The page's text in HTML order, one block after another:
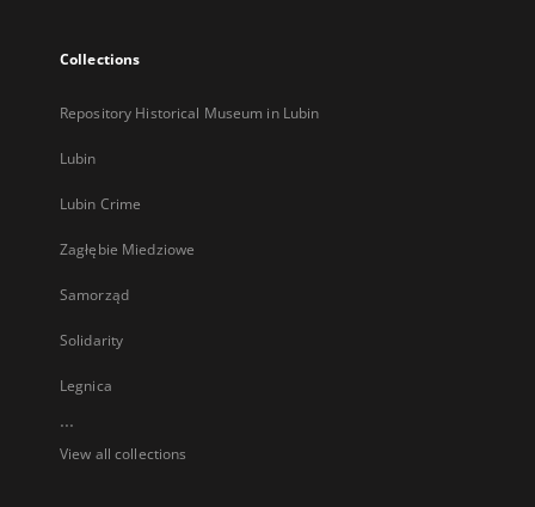
Collections
Repository Historical Museum in Lubin
Lubin
Lubin Crime
Zagłębie Miedziowe
Samorząd
Solidarity
Legnica
...
View all collections